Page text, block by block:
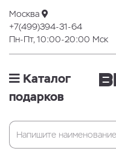
Москва
+7(499)394-31-64
Пн-Пт, 10:00-20:00 Мск
Каталог
подарков